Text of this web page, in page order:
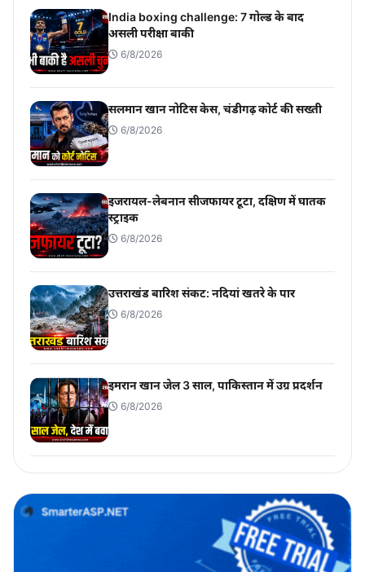
India boxing challenge: 7 गोल्ड के बाद
असली परीक्षा बाकी
6/8/2026
सलमान खान नोटिस केस, चंडीगढ़ कोर्ट की सख्ती
6/8/2026
इजरायल-लेबनान सीजफायर टूटा, दक्षिण में घातक
स्ट्राइक
6/8/2026
उत्तराखंड बारिश संकट: नदियां खतरे के पार
6/8/2026
इमरान खान जेल 3 साल, पाकिस्तान में उग्र प्रदर्शन
6/8/2026